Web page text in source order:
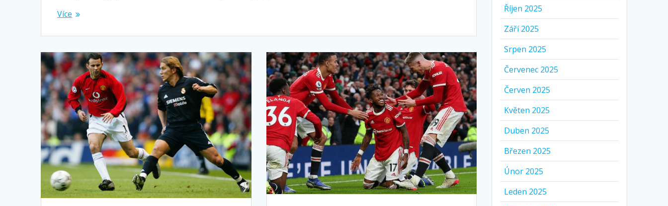
Více
Říjen 2025
Září 2025
Srpen 2025
Červenec 2025
Červen 2025
Květen 2025
Duben 2025
Březen 2025
Únor 2025
Leden 2025